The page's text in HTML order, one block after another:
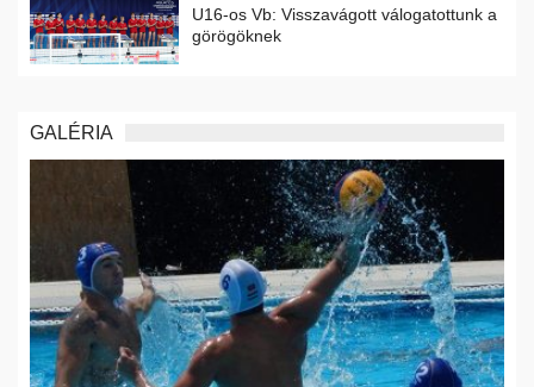
U16-os Vb: Visszavágott válogatottunk a
görögöknek
GALÉRIA